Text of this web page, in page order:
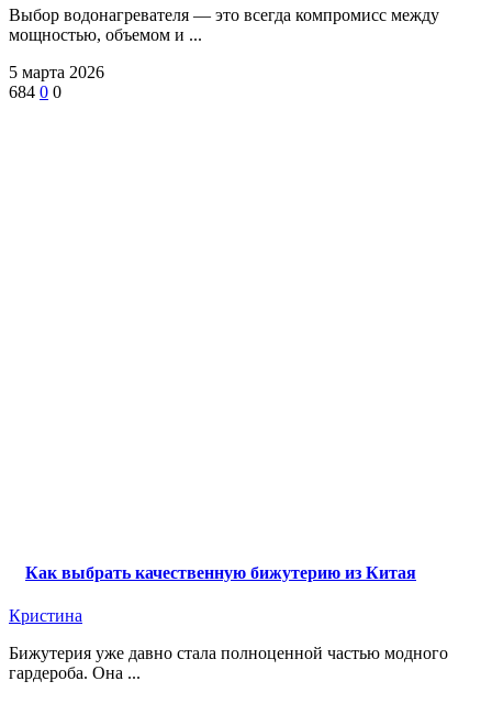
Выбор водонагревателя — это всегда компромисс между
мощностью, объемом и ...
5 марта 2026
684 0 0
Как выбрать качественную бижутерию из Китая
Кристина
Бижутерия уже давно стала полноценной частью модного
гардероба. Она ...